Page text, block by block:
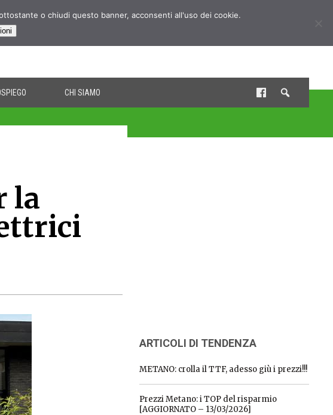
CHI SIAMO
la
ARTICOLI DI TENDENZA
METANO: crolla il TTF, adesso giù i prezzi!!!
Prezzi Metano: i TOP del risparmio
[AGGIORNATO – 13/03/2026]
o chiudi questo banner, acconsenti all'uso dei cookie.